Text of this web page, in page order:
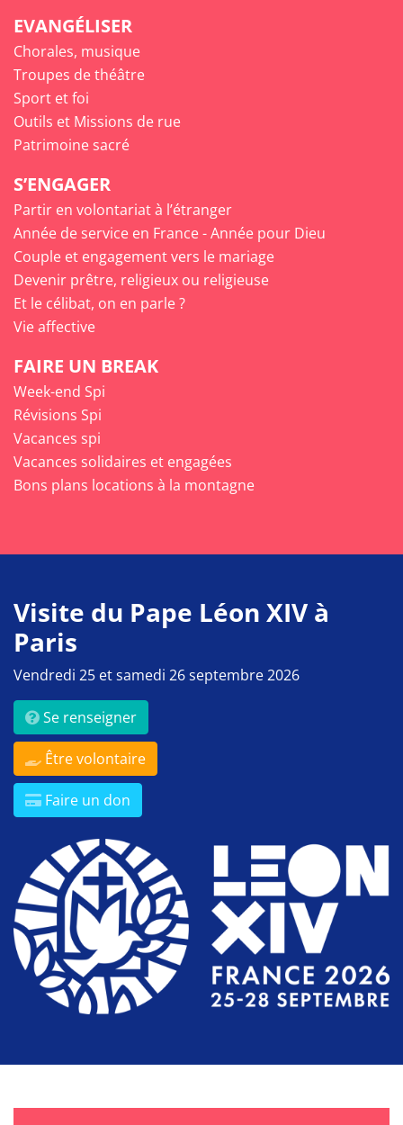
EVANGÉLISER
Chorales, musique
Troupes de théâtre
Sport et foi
Outils et Missions de rue
Patrimoine sacré
S’ENGAGER
Partir en volontariat à l’étranger
Année de service en France - Année pour Dieu
Couple et engagement vers le mariage
Devenir prêtre, religieux ou religieuse
Et le célibat, on en parle ?
Vie affective
FAIRE UN BREAK
Week-end Spi
Révisions Spi
Vacances spi
Vacances solidaires et engagées
Bons plans locations à la montagne
Visite du Pape Léon XIV à
Paris
Vendredi 25 et samedi 26 septembre 2026
Se renseigner
Être volontaire
Faire un don